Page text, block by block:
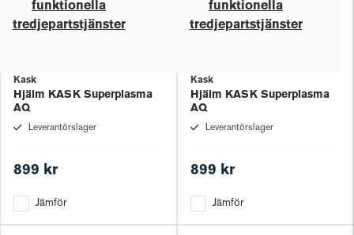
funktionella
tredjepartstjänster
Kask
Hjälm KASK Superplasma
AQ
Leverantörslager
899 kr
Jämför
funktionella
tredjepartstjänster
Kask
Hjälm KASK Superplasma
AQ
Leverantörslager
899 kr
Jämför